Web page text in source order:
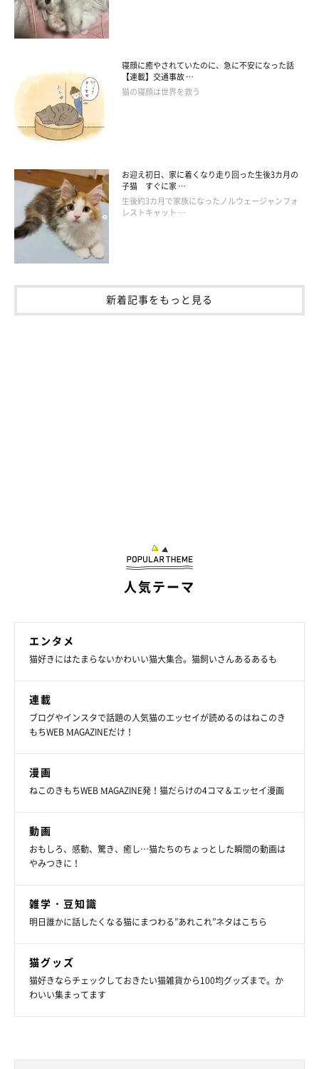
「玄関のドアを開けると、毎日来てくれてスリスリしてくれま
す！ ビジュは私の仕事の時間をわかっているのか、私が帰る時
廊下の一部があたたかくなっていて、『ずっと待っていてくれた
んだな』と泣けてきますね」
ビジュちゃんってどんなコ？
寝顔に癒やされていたのに、急に不安になった話
【連載】交通事故 …
猫の寝顔は世界を救う
お迎え初日、家に着くなり走り回った生後3カ月の
子猫 すぐに家 …
生後約3カ月で家族になったノルウェージャンフォ
レストキャット …
新着記事をもっと見る
人気テーマ
エンタメ
猫好きにはたまらないかわいい猫大集合。猫飼いさんあるあるも
連載
ブログやインスタで話題の人気猫のエッセイが読めるのはねこのき
もちWEB MAGAZINEだけ！
漫画
ねこのきもちWEB MAGAZINE発！猫だらけの4コマ＆エッセイ漫画
動画
おもしろ、感動、驚き、癒し…猫たちのちょっとした瞬間の動画は
やみつきに！
雑学・豆知識
明日誰かに話したくなる猫にまつわる”あれこれ”ネタはこちら
猫グッズ
猫好きならチェックしておきたい猫雑貨から100均グッズまで。か
わいい集まってます